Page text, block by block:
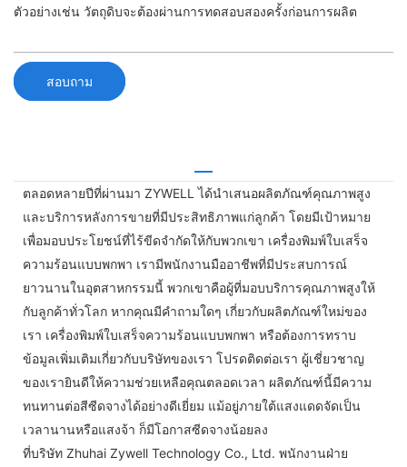
ตัวอย่างเช่น วัตถุดิบจะต้องผ่านการทดสอบสองครั้งก่อนการผลิต
สอบถาม
ตลอดหลายปีที่ผ่านมา ZYWELL ได้นำเสนอผลิตภัณฑ์คุณภาพสูง
และบริการหลังการขายที่มีประสิทธิภาพแก่ลูกค้า โดยมีเป้าหมาย
เพื่อมอบประโยชน์ที่ไร้ขีดจำกัดให้กับพวกเขา เครื่องพิมพ์ใบเสร็จ
ความร้อนแบบพกพา เรามีพนักงานมืออาชีพที่มีประสบการณ์
ยาวนานในอุตสาหกรรมนี้ พวกเขาคือผู้ที่มอบบริการคุณภาพสูงให้
กับลูกค้าทั่วโลก หากคุณมีคำถามใดๆ เกี่ยวกับผลิตภัณฑ์ใหม่ของ
เรา เครื่องพิมพ์ใบเสร็จความร้อนแบบพกพา หรือต้องการทราบ
ข้อมูลเพิ่มเติมเกี่ยวกับบริษัทของเรา โปรดติดต่อเรา ผู้เชี่ยวชาญ
ของเรายินดีให้ความช่วยเหลือคุณตลอดเวลา ผลิตภัณฑ์นี้มีความ
ทนทานต่อสีซีดจางได้อย่างดีเยี่ยม แม้อยู่ภายใต้แสงแดดจัดเป็น
เวลานานหรือแสงจ้า ก็มีโอกาสซีดจางน้อยลง
ที่บริษัท Zhuhai Zywell Technology Co., Ltd. พนักงานฝ่าย